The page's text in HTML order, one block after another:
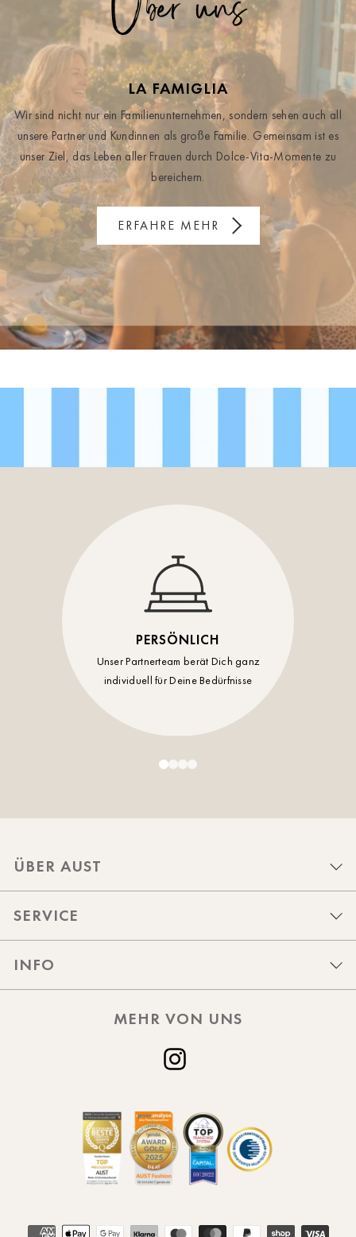
Über uns
LA FAMIGLIA
Wir sind nicht nur ein Familienunternehmen, sondern sehen auch all
unsere Partner und Kundinnen als große Familie. Gemeinsam ist es
unser Ziel, das Leben aller Frauen durch Dolce-Vita-Momente zu
bereichern.
ERFAHRE MEHR
PERSÖNLICH
Unser Partnerteam berät Dich ganz
individuell für Deine Bedürfnisse
ÜBER AUST
SERVICE
INFO
MEHR VON UNS